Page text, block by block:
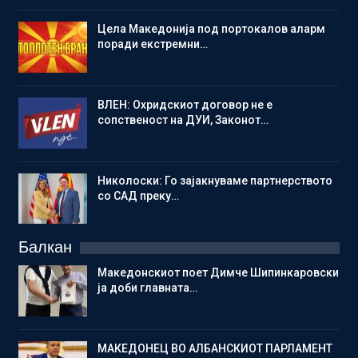
Цела Македонија под портокалов аларм
поради екстремни…
ВЛЕН: Охридскиот договор не е
сопственост на ДУИ, Законот…
Николоски: Го зајакнуваме партнерството
со САД преку…
Балкан
Македонскиот поет Димче Шипинкаровски
ја доби главната…
МАКЕДОНЕЦ ВО АЛБАНСКИОТ ПАРЛАМЕНТ